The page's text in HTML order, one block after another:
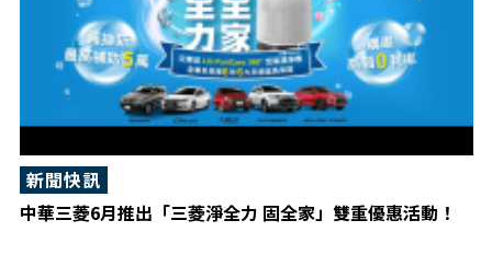
中華三菱6月推出「三菱淨全力 固全家」雙重優惠活動！
新聞快訊